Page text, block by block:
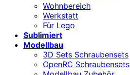
Wohnbereich
Werkstatt
Für Lego
Sublimiert
Modellbau
3D Sets Schraubensets
OpenRC Schraubensets